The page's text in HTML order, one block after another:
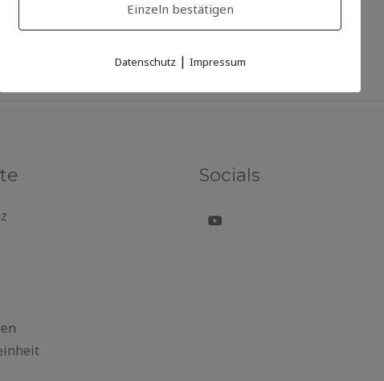
Socials
Einzeln bestätigen
Datenschutz | Impressum